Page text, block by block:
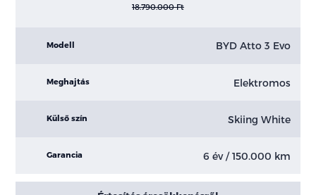
18.790.000 Ft
Modell BYD Atto 3 Evo
Meghajtás Elektromos
Külső szín Skiing White
Garancia 6 év / 150.000 km